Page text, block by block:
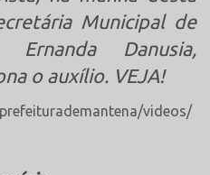
Municipal de
Ernanda Danusia,
o auxílio. VEJA!
videos/